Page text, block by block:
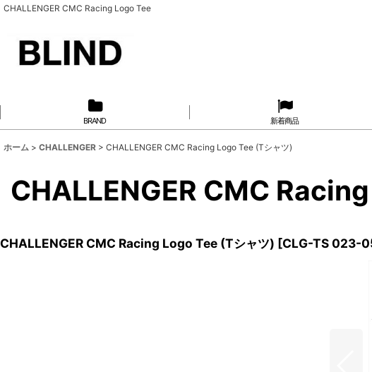
CHALLENGER CMC Racing Logo Tee
BRAND 新着商品
ホーム > CHALLENGER > CHALLENGER CMC Racing Logo Tee (Tシャツ)
CHALLENGER CMC
CHALLENGER CMC Racing Logo Tee (Tシャツ) [CLG-TS 023-